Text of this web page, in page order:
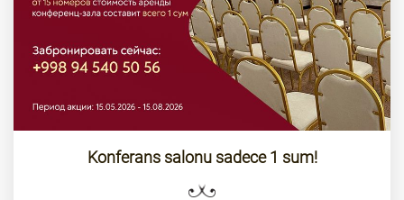
Konferans salonu sadece 1 sum!